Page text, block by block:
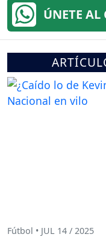
ÚNETE AL
Fútbol • JUL 14 / 2025